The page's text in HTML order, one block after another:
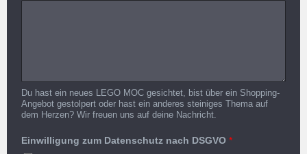
Du hast ein neues LEGO MOC gesichtet, bist über ein Shopping-
Angebot gestolpert oder hast ein anderes steiniges Thema auf
dem Herzen? Wir freuen uns auf deine Nachricht.
Einwilligung zum Datenschutz nach DSGVO *